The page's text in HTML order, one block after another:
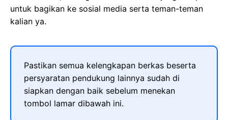
untuk bagikan ke sosial media serta teman-teman
kalian ya.
Pastikan semua kelengkapan berkas beserta
persyaratan pendukung lainnya sudah di
siapkan dengan baik sebelum menekan
tombol lamar dibawah ini.